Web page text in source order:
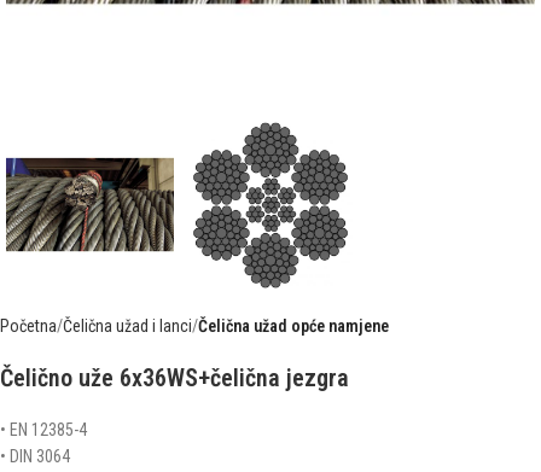
Početna Čelična užad i lanci Čelična užad opće namjene
Čelično uže 6x36WS+čelična jezgra
• EN 12385-4
• DIN 3064